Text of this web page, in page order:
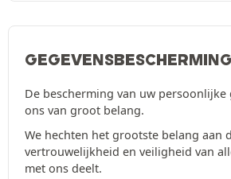
GEGEVENSBESCHERMING
De bescherming van uw persoonlijke
ons van groot belang.
We hechten het grootste belang aan
vertrouwelijkheid en veiligheid van
met ons deelt.